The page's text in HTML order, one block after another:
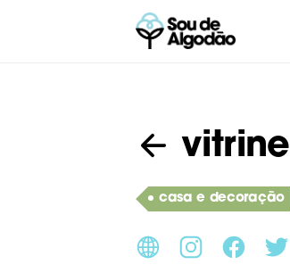
vitrine
casa e decoração